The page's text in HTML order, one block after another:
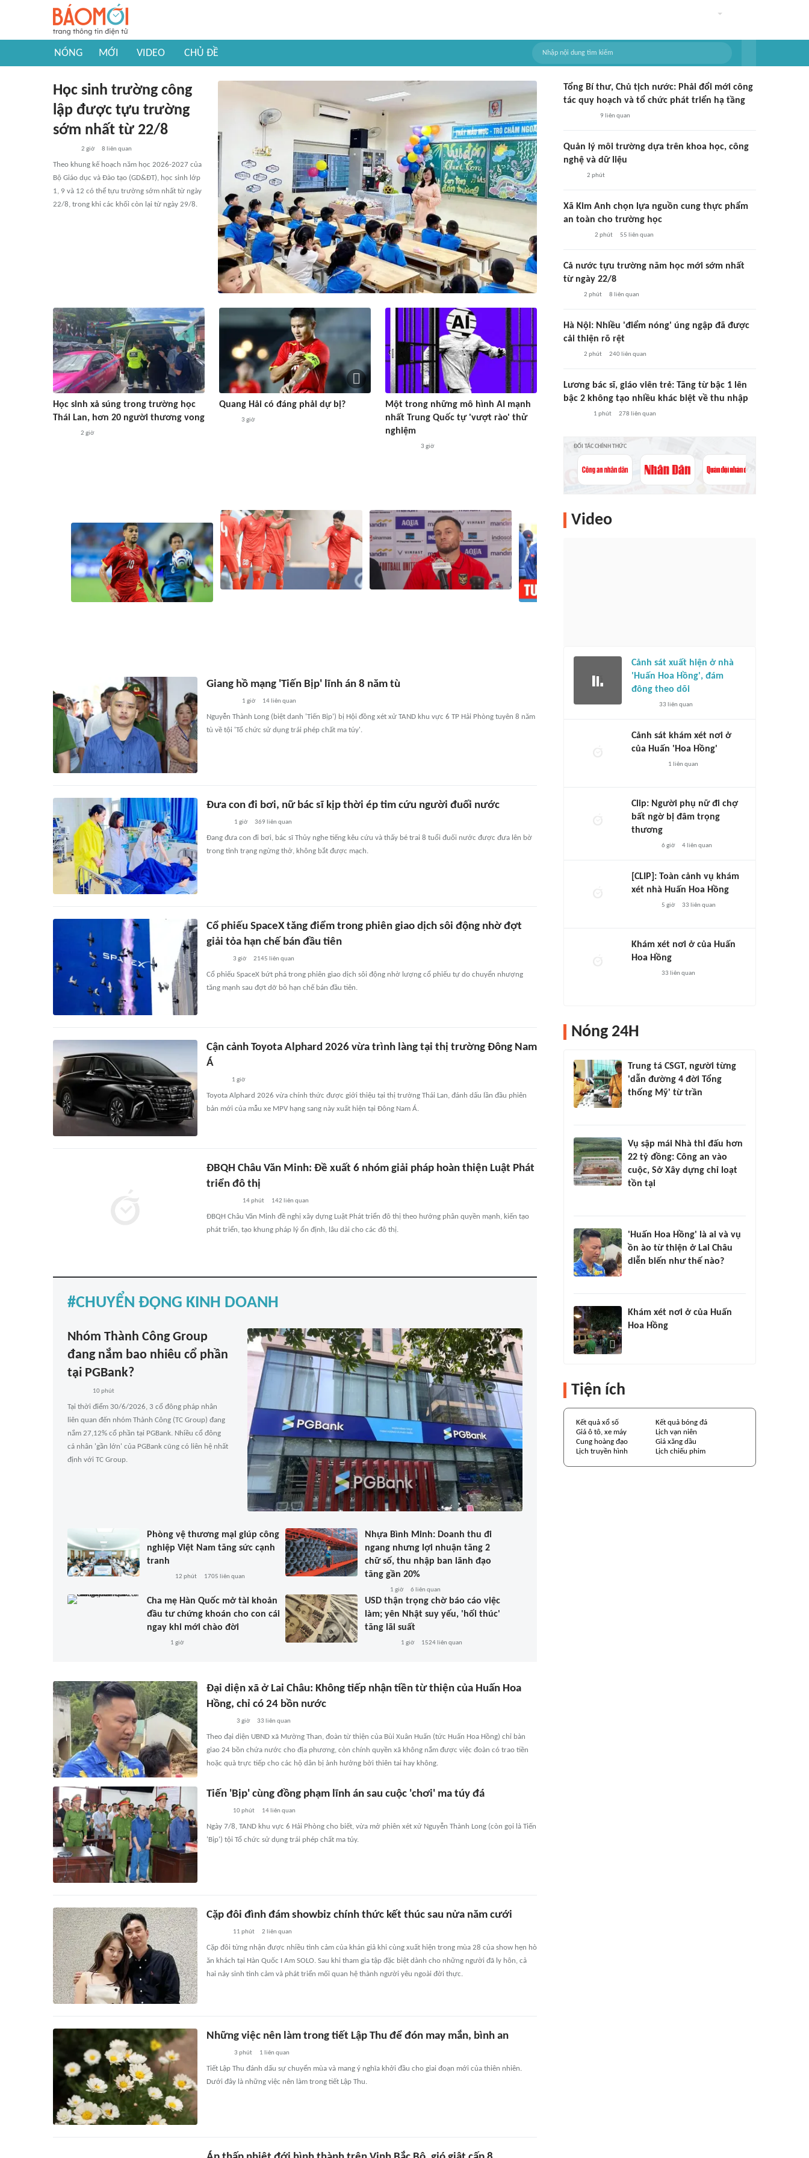
NÓNG MỚI VIDEO CHỦ ĐỀ
Học sinh trường công
lập được tựu trường
sớm nhất từ 22/8
2 giờ 8 liên quan
Theo khung kế hoạch năm học 2026-2027 của
Bộ Giáo dục và Đào tạo (GD&ĐT), học sinh lớp
1, 9 và 12 có thể tựu trường sớm nhất từ ngày
22/8, trong khi các khối còn lại từ ngày 29/8.
Học sinh xả súng trong trường học
Thái Lan, hơn 20 người thương vong
2 giờ
Quang Hải có đáng phải dự bị?
3 giờ
Một trong những mô hình AI mạnh
nhất Trung Quốc tự 'vượt rào' thử
nghiệm
3 giờ
Giang hồ mạng 'Tiến Bịp' lĩnh án 8 năm tù
1 giờ 14liên quan
Nguyễn Thành Long (biệt danh 'Tiến Bịp') bị Hội đồng xét xử TAND khu vực 6 TP Hải Phòng tuyên 8 năm
tù về tội 'Tổ chức sử dụng trái phép chất ma túy'.
Đưa con đi bơi, nữ bác sĩ kịp thời ép tim cứu người đuối nước
1 giờ 369 liên quan
Đang đưa con đi bơi, bác sĩ Thủy nghe tiếng kêu cứu và thấy bé trai 8 tuổi đuối nước được đưa lên bờ
trong tình trạng ngừng thở, không bắt được mạch.
Cổ phiếu SpaceX tăng điểm trong phiên giao dịch sôi động nhờ đợt
giải tỏa hạn chế bán đầu tiên
3 giờ 2145 liên quan
Cổ phiếu SpaceX bứt phá trong phiên giao dịch sôi động nhờ lượng cổ phiếu tự do chuyển nhượng
tăng mạnh sau đợt dỡ bỏ hạn chế bán đầu tiên.
Cận cảnh Toyota Alphard 2026 vừa trình làng tại thị trường Đông Nam
Á
1 giờ
Toyota Alphard 2026 vừa chính thức được giới thiệu tại thị trường Thái Lan, đánh dấu lần đầu phiên
bản mới của mẫu xe MPV hạng sang này xuất hiện tại Đông Nam Á.
ĐBQH Châu Văn Minh: Đề xuất 6 nhóm giải pháp hoàn thiện Luật Phát
triển đô thị
14 phút 142 liên quan
ĐBQH Châu Văn Minh đề nghị xây dựng Luật Phát triển đô thị theo hướng phân quyền mạnh, kiến tạo
phát triển, tạo khung pháp lý ổn định, lâu dài cho các đô thị.
CHUYỂN ĐỘNG KINH DOANH
Nhóm Thành Công Group
đang nắm bao nhiêu cổ phần
tại PGBank?
10 phút
Tại thời điểm 30/6/2026, 3 cổ đông pháp nhân
liên quan đến nhóm Thành Công (TC Group) đang
nắm 27,12% cổ phần tại PGBank. Nhiều cổ đông
cá nhân 'gần lớn' của PGBank cũng có liên hệ nhất
định với TC Group.
Phòng vệ thương mại giúp công
nghiệp Việt Nam tăng sức cạnh
tranh
12 phút 1705 liên quan
Nhựa Bình Minh: Doanh thu đi
ngang nhưng lợi nhuận tăng 2
chữ số, thu nhập ban lãnh đạo
tăng gần 20%
1 giờ 6 liên quan
Cha mẹ Hàn Quốc mở tài khoản
đầu tư chứng khoán cho con cái
ngay khi mới chào đời
1 giờ
USD thận trọng chờ báo cáo việc
làm; yên Nhật suy yếu, 'hối thúc'
tăng lãi suất
1 giờ 1524 liên quan
Đại diện xã ở Lai Châu: Không tiếp nhận tiền từ thiện của Huấn Hoa
Hồng, chỉ có 24 bồn nước
3 giờ 33 liên quan
Theo đại diện UBND xã Mường Than, đoàn từ thiện của Bùi Xuân Huấn (tức Huấn Hoa Hồng) chỉ bàn
giao 24 bồn chứa nước cho địa phương, còn chính quyền xã không nắm được việc đoàn có trao tiền
hoặc quà trực tiếp cho các hộ dân bị ảnh hưởng bởi thiên tai hay không.
Tiến 'Bịp' cùng đồng phạm lĩnh án sau cuộc 'chơi' ma túy đá
10 phút 14 liên quan
Ngày 7/8, TAND khu vực 6 Hải Phòng cho biết, vừa mở phiên xét xử Nguyễn Thành Long (còn gọi là Tiến
'Bịp') tội Tổ chức sử dụng trái phép chất ma túy.
Cặp đôi đình đám showbiz chính thức kết thúc sau nửa năm cưới
11 phút 2 liên quan
Cặp đôi từng nhận được nhiều tình cảm của khán giả khi cùng xuất hiện trong mùa 28 của show hẹn hò
ăn khách tại Hàn Quốc I Am SOLO. Sau khi tham gia tập đặc biệt dành cho những người đã ly hôn, cả
hai nảy sinh tình cảm và phát triển mối quan hệ thành người yêu ngoài đời thực.
Những việc nên làm trong tiết Lập Thu để đón may mắn, bình an
3 phút 1 liên quan
Tiết Lập Thu đánh dấu sự chuyển mùa và mang ý nghĩa khởi đầu cho giai đoạn mới của thiên nhiên.
Dưới đây là những việc nên làm trong tiết Lập Thu.
Tổng Bí thư, Chủ tịch nước: Phải đổi mới công
tác quy hoạch và tổ chức phát triển hạ tầng
9 liên quan
Quản lý môi trường dựa trên khoa học, công
nghệ và dữ liệu
2 phút
Xã Kim Anh chọn lựa nguồn cung thực phẩm
an toàn cho trường học
2 phút 55 liên quan
Cả nước tựu trường năm học mới sớm nhất
từ ngày 22/8
2 phút 8 liên quan
Hà Nội: Nhiều 'điểm nóng' úng ngập đã được
cải thiện rõ rệt
2 phút 240liên quan
Lương bác sĩ, giáo viên trẻ: Tăng từ bậc 1 lên
bậc 2 không tạo nhiều khác biệt về thu nhập
1 phút 278 liên quan
ĐỐI TÁC CHÍNH THỨC
Video
Cảnh sát xuất hiện ở nhà
'Huấn Hoa Hồng', đám
đông theo dõi
33 liên quan
Cảnh sát khám xét nơi ở
của Huấn 'Hoa Hồng'
1 liên quan
Clip: Người phụ nữ đi chợ
bất ngờ bị đâm trọng
thương
6 giờ 4liên quan
[CLIP]: Toàn cảnh vụ khám
xét nhà Huấn Hoa Hồng
5 giờ 33 liên quan
Khám xét nơi ở của Huấn
Hoa Hồng
33 liên quan
Nóng 24H
Trung tá CSGT, người từng
'dẫn đường 4 đời Tổng
thống Mỹ' từ trần
Vụ sập mái Nhà thi đấu hơn
22 tỷ đồng: Công an vào
cuộc, Sở Xây dựng chỉ loạt
tồn tại
'Huấn Hoa Hồng' là ai và vụ
ồn ào từ thiện ở Lai Châu
diễn biến như thế nào?
Khám xét nơi ở của Huấn
Hoa Hồng
Tiện ích
Kết quả xổ số
Kết quả bóng đá
Giá ô tô, xe máy
Lịch vạn niên
Cung hoàng đạo
Giá xăng dầu
Lịch truyền hình
Lịch chiếu phim